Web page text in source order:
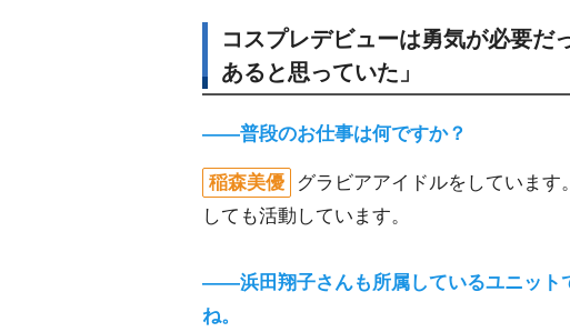
コスプレデビューは勇気が必要だ
あると思っていた」
――普段のお仕事は何ですか？
稲森美優
グラビアアイドルをしています
しても活動しています。
――浜田翔子さんも所属しているユニット
ね。